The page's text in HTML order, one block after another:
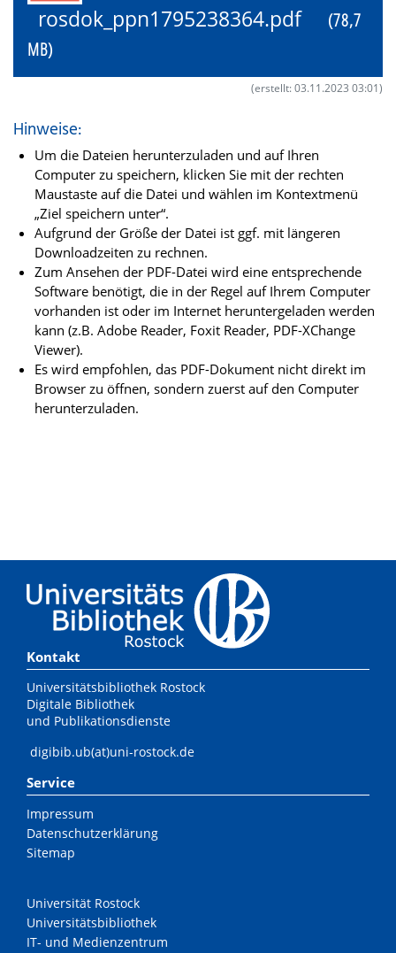
rosdok_ppn1795238364.pdf
(78,7
MB)
(erstellt: 03.11.2023 03:01)
Hinweise:
Um die Dateien herunterzuladen und auf Ihren
Computer zu speichern, klicken Sie mit der rechten
Maustaste auf die Datei und wählen im Kontextmenü
„Ziel speichern unter“.
Aufgrund der Größe der Datei ist ggf. mit längeren
Downloadzeiten zu rechnen.
Zum Ansehen der PDF-Datei wird eine entsprechende
Software benötigt, die in der Regel auf Ihrem Computer
vorhanden ist oder im Internet heruntergeladen werden
kann (z.B. Adobe Reader, Foxit Reader, PDF-XChange
Viewer).
Es wird empfohlen, das PDF-Dokument nicht direkt im
Browser zu öffnen, sondern zuerst auf den Computer
herunterzuladen.
Kontakt
Universitätsbibliothek Rostock
Digitale Bibliothek
und Publikationsdienste
digibib.ub(at)uni-rostock.de
Service
Impressum
Datenschutzerklärung
Sitemap
Universität Rostock
Universitätsbibliothek
IT- und Medienzentrum